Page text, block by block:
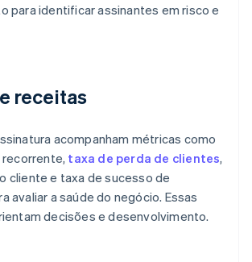
para identificar assinantes em risco e
receitas
acompanham métricas como
taxa de perda de clientes,
cliente e taxa de sucesso de
avaliar a saúde do negócio. Essas
decisões e desenvolvimento.